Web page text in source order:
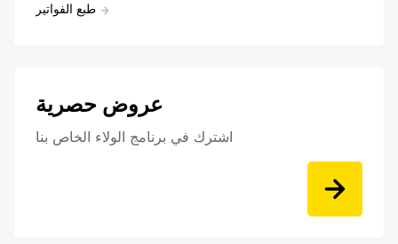
طبع الفواتير
عروض حصرية
اشترك في برنامج الولاء الخاص بنا